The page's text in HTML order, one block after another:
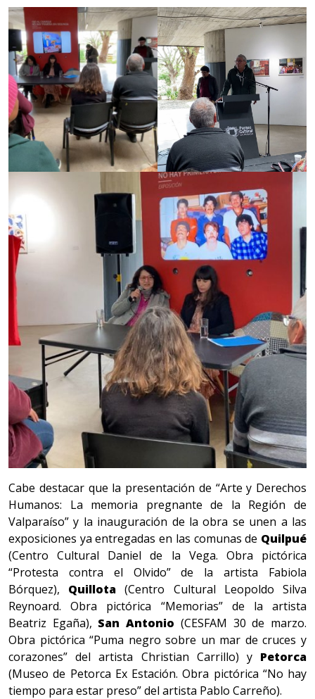
Cabe destacar que la presentación de “Arte y Derechos
Humanos: La memoria pregnante de la Región de
Valparaíso” y la inauguración de la obra se unen a las
exposiciones ya entregadas en las comunas de Quilpué
(Centro Cultural Daniel de la Vega. Obra pictórica
“Protesta contra el Olvido” de la artista Fabiola
Bórquez), Quillota (Centro Cultural Leopoldo Silva
Reynoard. Obra pictórica “Memorias” de la artista
Beatriz Egaña), San Antonio (CESFAM 30 de marzo.
Obra pictórica “Puma negro sobre un mar de cruces y
corazones” del artista Christian Carrillo) y Petorca
(Museo de Petorca Ex Estación. Obra pictórica “No hay
tiempo para estar preso” del artista Pablo Carreño).